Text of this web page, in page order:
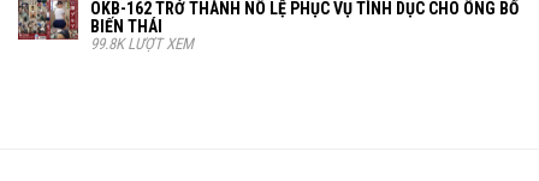
OKB-162 TRỞ THÀNH NÔ LỆ PHỤC VỤ TÌNH DỤC CHO ÔNG BỐ
BIẾN THÁI
99.8K LƯỢT XEM